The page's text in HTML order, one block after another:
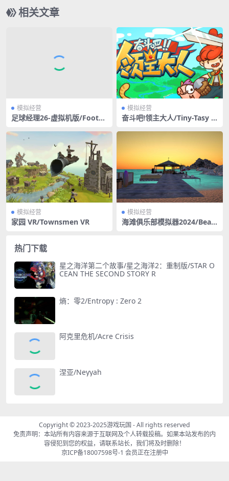
相关文章
模拟经营
足球经理26-虚拟机版/Footba
模拟经营
奋斗吧!领主大人/Tiny-Tasy T
模拟经营
家园 VR/Townsmen VR
模拟经营
海滩俱乐部模拟器2024/Beac
热门下载
星之海洋第二个故事/星之海洋2：重制版/STAR O
CEAN THE SECOND STORY R
熵：零2/Entropy : Zero 2
阿克里危机/Acre Crisis
涅亚/Neyyah
Copyright © 2023-2025游戏玩国- All rights reserved
免责声明：本站所有内容来源于互联网及个人转载投稿。如果本站发布的内
容侵犯到您的权益，请联系站长，我们将及时删除！
京ICP备18007598号-1 会员正在注册中